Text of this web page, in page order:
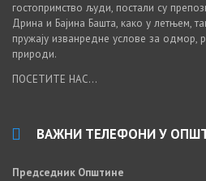
гостопримство људи, постали су
Дрина и Бајина Башта, како у летњем,
пружају изванредне услове за одмор,
природи.
ПОСЕТИТЕ НАС...
ВАЖНИ ТЕЛЕФОНИ У
Председник Општине